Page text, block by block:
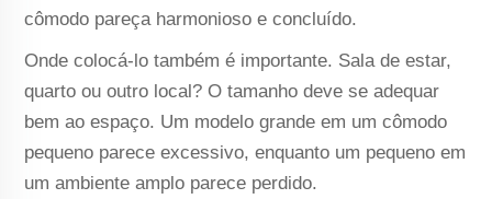
cômodo pareça harmonioso e concluído.
Onde colocá-lo também é importante. Sala de estar,
quarto ou outro local? O tamanho deve se adequar
bem ao espaço. Um modelo grande em um cômodo
pequeno parece excessivo, enquanto um pequeno em
um ambiente amplo parece perdido.